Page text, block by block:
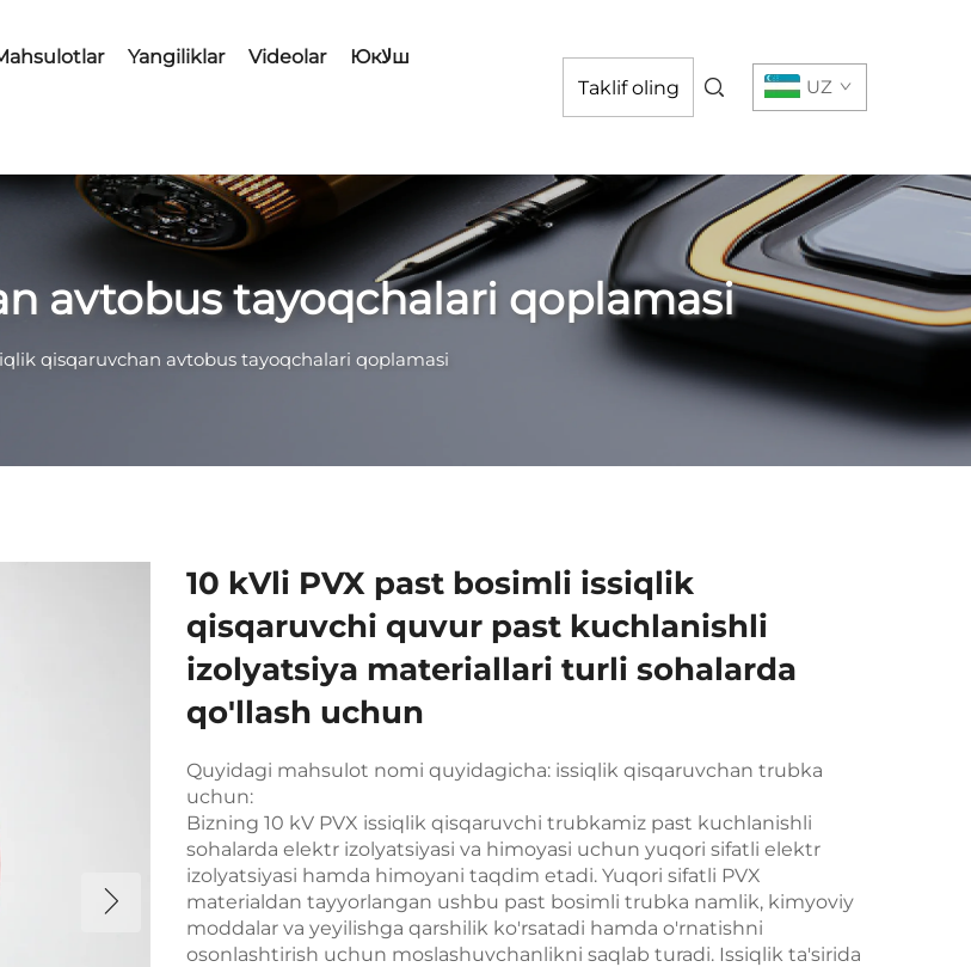
Yangiliklar Videolar Юкلاш
Taklif oling UZ
avtobus tayoqchalari qoplamasi
qisqaruvchan avtobus tayoqchalari qoplamasi
10 kVli PVX past bosimli issiqlik
qisqaruvchi quvur past kuchlanishli
izolyatsiya materiallari turli sohalarda
qo'llash uchun
Quyidagi mahsulot nomi quyidagicha: issiqlik qisqaruvchan trubka
uchun:
Bizning 10 kV PVX issiqlik qisqaruvchi trubkamiz past kuchlanishli
sohalarda elektr izolyatsiyasi va himoyasi uchun yuqori sifatli elektr
izolyatsiyasi hamda himoyani taqdim etadi. Yuqori sifatli PVX
materialdan tayyorlangan ushbu past bosimli trubka namlik, kimyoviy
moddalar va yeyilishga qarshilik ko'rsatadi hamda o'rnatishni
osonlashtirish uchun moslashuvchanlikni saqlab turadi. Issiqlik ta'sirida